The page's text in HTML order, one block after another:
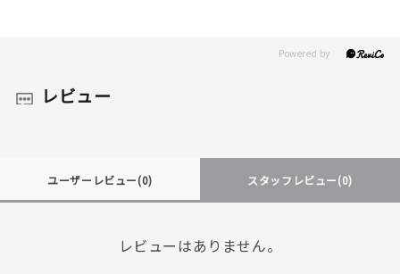
レビュー
ユーザーレビュー(0) スタッフレビュー(0)
レビューはありません。